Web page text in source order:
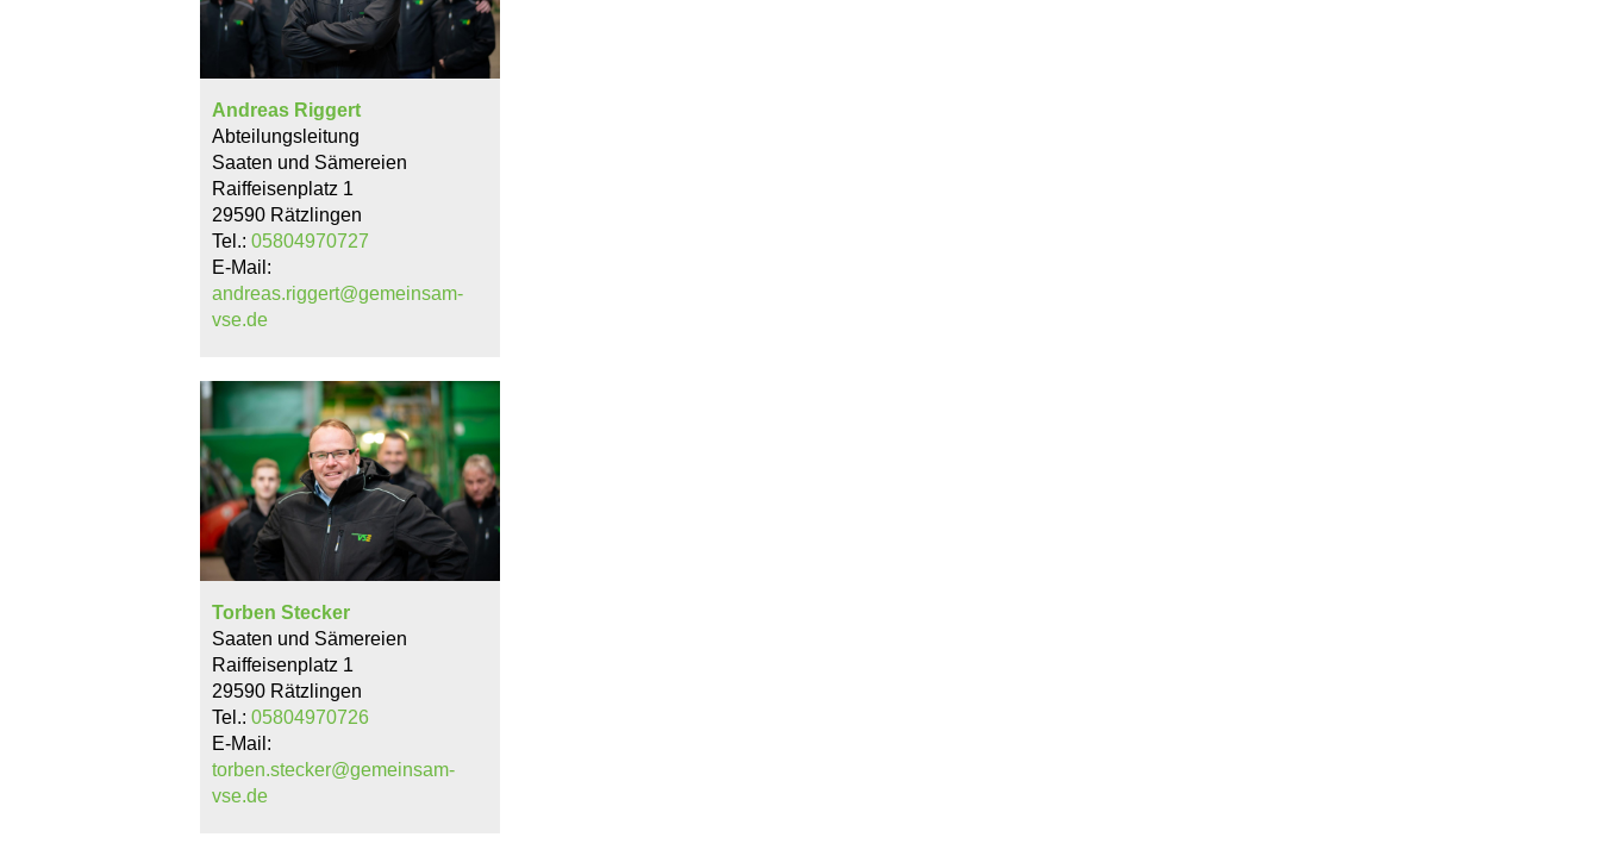
Andreas Riggert
Abteilungsleitung
Saaten und Sämereien
Raiffeisenplatz 1
29590 Rätzlingen
Tel.: 05804970727
E-Mail:
andreas.riggert@gemeinsam-
vse.de
Torben Stecker
Saaten und Sämereien
Raiffeisenplatz 1
29590 Rätzlingen
Tel.: 05804970726
E-Mail:
torben.stecker@gemeinsam-
vse.de